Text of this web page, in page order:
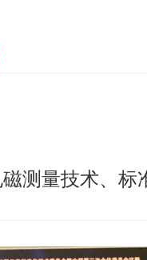
测量技术、